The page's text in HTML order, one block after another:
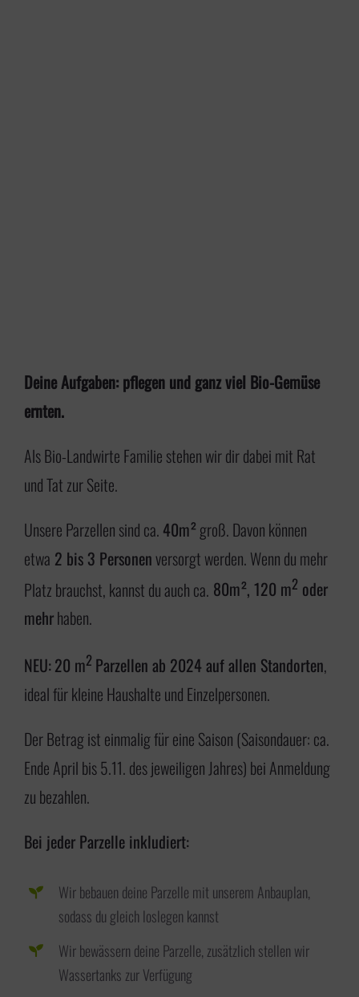
Deine Aufgaben: pflegen und ganz viel Bio-Gemüse
ernten.
Als Bio-Landwirte Familie stehen wir dir dabei mit Rat
und Tat zur Seite.
Unsere Parzellen sind ca. 40m² groß. Davon können
etwa 2 bis 3 Personenversorgt werden. Wenn du mehr
Platz brauchst, kannst du auch ca. 80m², 120 m2 oder
mehrhaben.
NEU: 20 m2 Parzellen ab 2024 auf allen Standorten,
ideal für kleine Haushalte und Einzelpersonen.
Der Betrag ist einmalig für eine Saison (Saisondauer: ca.
Ende April bis 5.11. des jeweiligen Jahres) bei Anmeldung
zu bezahlen.
Bei jeder Parzelle inkludiert:
Wir bebauen deine Parzelle mit unserem Anbauplan,
sodass du gleich loslegen kannst
Wir bewässern deine Parzelle, zusätzlich stellen wir
Wassertanks zur Verfügung